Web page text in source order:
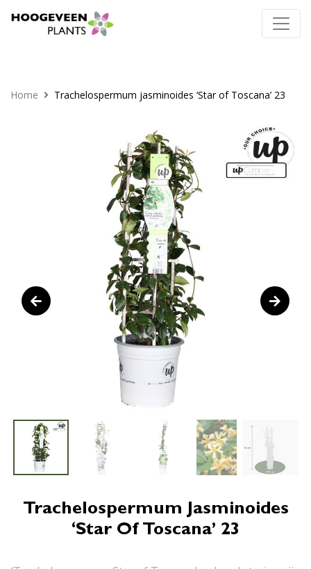
Home Trachelospermum jasminoides ‘Star of Toscana’ 23
Trachelospermum Jasminoides
‘Star Of Toscana’ 23